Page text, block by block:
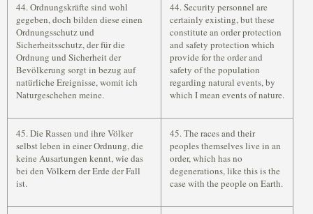
44. Ordnungskräfte sind wohl
gegeben, doch bilden diese einen
Ordnungsschutz und
Sicherheitsschutz, der für die
Ordnung und Sicherheit der
Bevölkerung sorgt in bezug auf
natürliche Ereignisse, womit ich
Naturgeschehen meine.
44. Security personnel are
certainly existing, but these
constitute an order protection
and safety protection which
provide for the order and
safety of the population
regarding natural events, by
which I mean events of nature.
45. Die Rassen und ihre Völker
selbst leben in einer Ordnung, die
keine Ausartungen kennt, wie das
bei den Völkern der Erde der Fall
ist.
45. The races and their
peoples themselves live in an
order, which has no
degenerations, like this is the
case with the people on Earth.